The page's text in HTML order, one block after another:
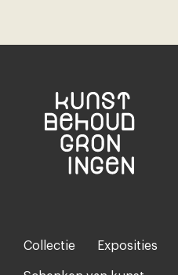
Footer-
menu
Collectie Exposities